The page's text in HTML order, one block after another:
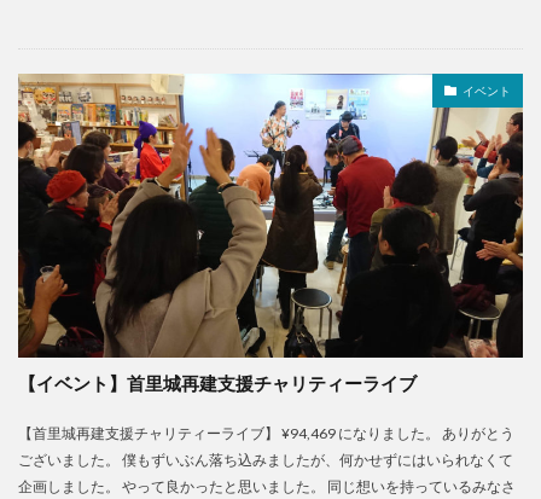
イベント
【イベント】首里城再建支援チャリティーライブ
【首里城再建支援チャリティーライブ】 ¥94,469 になりました。 ありがとう
ございました。 僕もずいぶん落ち込みましたが、何かせずにはいられなくて
企画しました。 やって良かったと思いました。 同じ想いを持っているみなさ